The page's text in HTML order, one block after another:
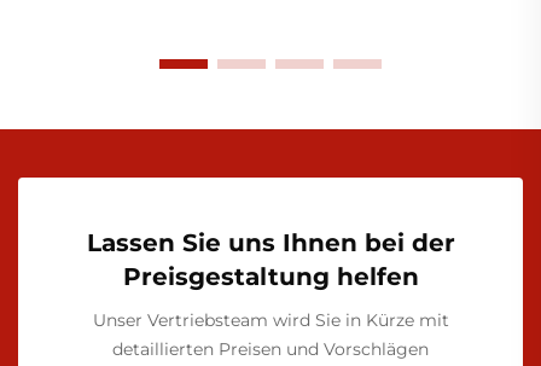
Lassen Sie uns Ihnen bei der
Preisgestaltung helfen
Unser Vertriebsteam wird Sie in Kürze mit
detaillierten Preisen und Vorschlägen